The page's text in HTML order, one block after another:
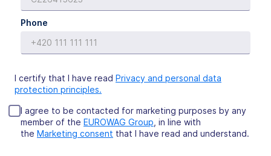
Phone
I certify that I have read Privacy and personal data
protection principles.
I agree to be contacted for marketing purposes by any
member of the EUROWAG Group , in line with
the Marketing consent that I have read and understand.